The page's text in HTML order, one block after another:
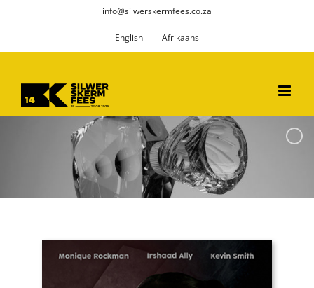
info@silwerskermfees.co.za
English Afrikaans